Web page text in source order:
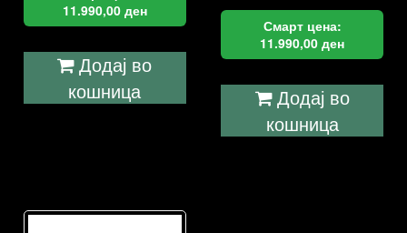
11.990,00 ден
Додај во
кошница
Смарт цена:
11.990,00ден
Додај во
кошница